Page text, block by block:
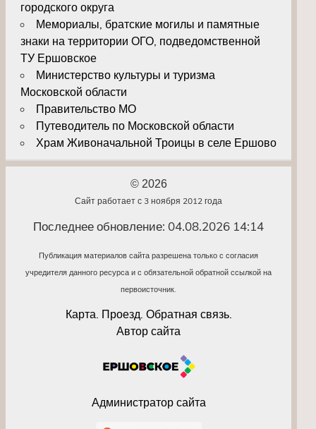
городского округа
Мемориалы, братские могилы и памятные
знаки на территории ОГО, подведомственной
ТУ Ершовское
Министерство культуры и туризма
Московской области
Правительство МО
Путеводитель по Московской области
Храм Живоначальной Троицы в селе Ершово
© 2026
Сайт работает с 3 ноября 2012 года
Последнее обновление: 04.08.2026 14:14
Публикация материалов сайта разрешена только с согласия
учредителя данного ресурса и с обязательной обратной ссылкой на
первоисточник.
Карта. Проезд. Обратная связь.
Автор сайта
Администратор сайта